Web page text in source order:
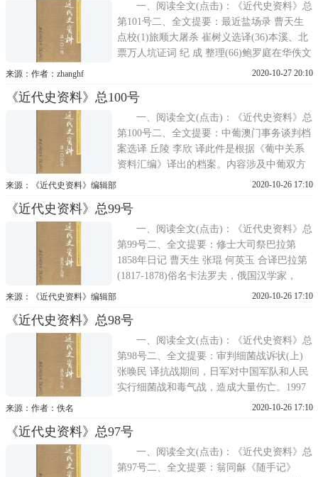
一、阅读全文(点击)：《近代史资料》总
第101号二、全文提要：最近盐场录 曹天生
点校(1)旅顺大屠杀 崔树义选译(36)本溪、北
票万人坑证词 纪 成 整理(66)鲍罗庭在华佚文
梁尚贤整理(118)英国政府与广州商团叛乱关
金董事会报告 知 者 整理(171)
来源：作者：zhanghf 2020-10-27 20:10
《近代史资料》总100号
一、阅读全文(点击)：《近代史资料》总
第100号二、全文提要：中葡澳门事务谈判档
案选译 丘陵 李欣 译此件是根据《葡中关系
资料汇编》译出的档案。内容涉及中葡双方
谈判内幕、谈判过程、内容充实具体，可供
程谈判档案选译 丘陵 李欣 译这里选译的葡
文档案，可与《筹
来源：《近代史资料》编辑部 2020-10-26 17:10
《近代史资料》总99号
一、阅读全文(点击)：《近代史资料》总
第99号二、全文提要：修士大司祭巴拉第
1858年日记 曹天生 张琨 何英玉 合译巴拉第
(1817-1878)俗名卡法罗夫，俄国汉学家，
1849年来华，为俄国驻北京布道团第13班的
地记录了第二次鸦片战争时期，他参与中
美、中英、中法、中俄签订《天津条约》的
来源：《近代史资料》编辑部 2020-10-26 17:10
《近代史资料》总98号
一、阅读全文(点击)：《近代史资料》总
第98号二、全文提要：审判细菌战诉状(上)
张唤民 译抗战期间，日军对中国军队和人民
实行细菌战和毒气战，造成大量伤亡。1997
年8月11日，中国浙江省衢州市、宁波市、江
受害者或受害者遗属，向日本东京地方法院
提出了要求审判细菌战和赔偿损失的诉讼状
来源：作者：佚名 2020-10-26 17:10
《近代史资料》总97号
一、阅读全文(点击)：《近代史资料》总
第97号二、全文提要：翁同龢《随手记》